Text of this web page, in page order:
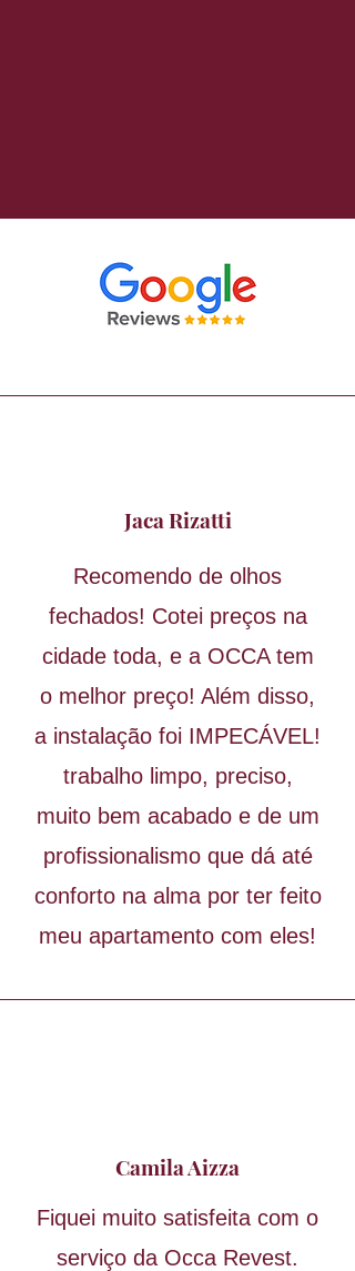
Jaca Rizatti
Recomendo de olhos
fechados! Cotei preços na
cidade toda, e a OCCA tem
o melhor preço! Além disso,
a instalação foi IMPECÁVEL!
trabalho limpo, preciso,
muito bem acabado e de um
profissionalismo que dá até
conforto na alma por ter feito
meu apartamento com eles!
Camila Aizza
Fiquei muito satisfeita com o
serviço da Occa Revest.